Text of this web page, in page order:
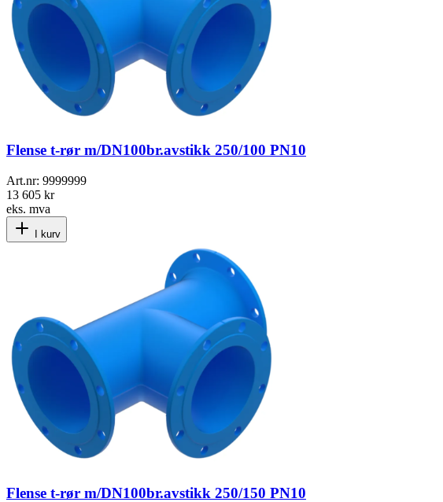
Flense t-rør m/DN100br.avstikk 250/100 PN10
Art.nr: 9999999
13 605 kr
eks. mva
I kurv
Flense t-rør m/DN100br.avstikk 250/150 PN10